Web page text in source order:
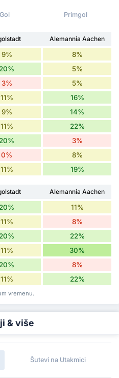
Gol Primgol
Alemannia Aachen
9% 8%
20% 5%
3% 5%
11% 16%
9% 14%
11% 22%
20% 3%
0% 8%
11% 19%
Alemannia Aachen
20% 11%
11% 8%
20% 22%
11% 30%
20% 8%
11% 22%
vremenu.
& više
Šutevi na Utakmici